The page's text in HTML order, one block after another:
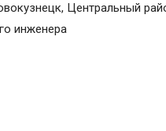
Центральный
инженера